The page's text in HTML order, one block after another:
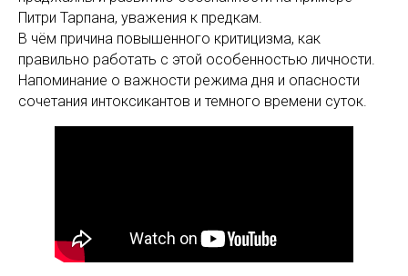
Питри Тарпана, уважения к предкам.
В чём причина повышенного критицизма, как
правильно работать с этой особенностью личности.
Напоминание о важности режима дня и опасности
сочетания интоксикантов и темного времени суток.